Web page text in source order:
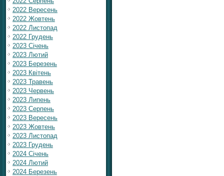
2022 Вересень
2022 Жовтень
2022 Листопад
2022 Грудень
2023 Січень
2023 Лютий
2023 Березень
2023 Квітень
2023 Травень
2023 Червень
2023 Липень
2023 Серпень
2023 Вересень
2023 Жовтень
2023 Листопад
2023 Грудень
2024 Січень
2024 Лютий
2024 Березень